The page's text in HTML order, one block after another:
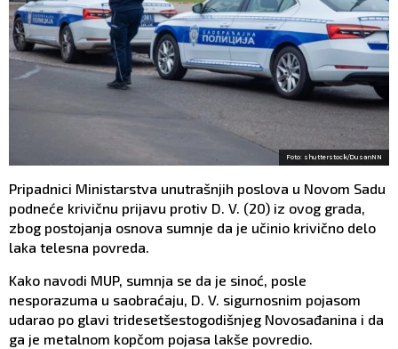
Foto: shutterstock/DusanNN
Pripadnici Ministarstva unutrašnjih poslova u Novom Sadu
podneće krivičnu prijavu protiv D. V. (20) iz ovog grada,
zbog postojanja osnova sumnje da je učinio krivično delo
laka telesna povreda.
Kako navodi MUP, sumnja se da je sinoć, posle
nesporazuma u saobraćaju, D. V. sigurnosnim pojasom
udarao po glavi tridesetšestogodišnjeg Novosađanina i da
ga je metalnom kopčom pojasa lakše povredio.